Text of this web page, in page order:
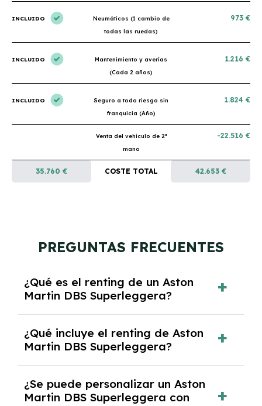
INCLUIDO
Neumáticos (1 cambio de
todas las ruedas)
973 €
INCLUIDO
Mantenimiento y averías
(Cada 2 años)
1.216 €
INCLUIDO
Seguro a todo riesgo sin
franquicia (Año)
1.824 €
Venta del vehículo de 2ª
mano
-22.516 €
35.760 € COSTE TOTAL 42.653 €
PREGUNTAS FRECUENTES
¿Qué es el renting de un Aston
Martin DBS Superleggera?
Superleggera es un contrato de alquiler a
largo plazo en el que pagas una cuota
mensual fija por el uso del coche durante un
periodo determinado, generalmente entre 2 y
5 años.
¿Qué incluye el renting de Aston
Martin DBS Superleggera?
seguro a todo riesgo, mantenimiento,
reparaciones, impuestos, asistencia en
¿Se puede personalizar un Aston
Martin DBS Superleggera con